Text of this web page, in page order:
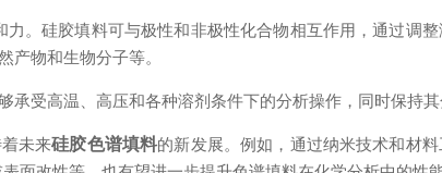
。硅胶填料可与极性和非极性化合物相互作用，通过调
产物和生物分子等。
高温、高压和各种溶剂条件下的分析操作，同时保持其
未来硅胶色谱填料的新发展。例如，通过纳米技术和材